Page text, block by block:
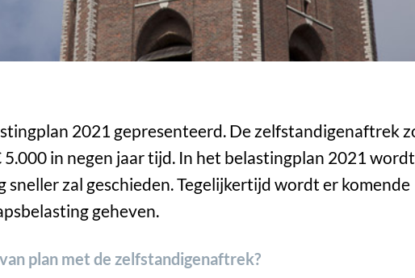
2021 gepresenteerd. De zelfstandigenaftrek
in negen jaar tijd. In het belastingplan 2021 wordt
sneller zal geschieden. Tegelijkertijd wordt er komende
geheven.
plan met de zelfstandigenaftrek?